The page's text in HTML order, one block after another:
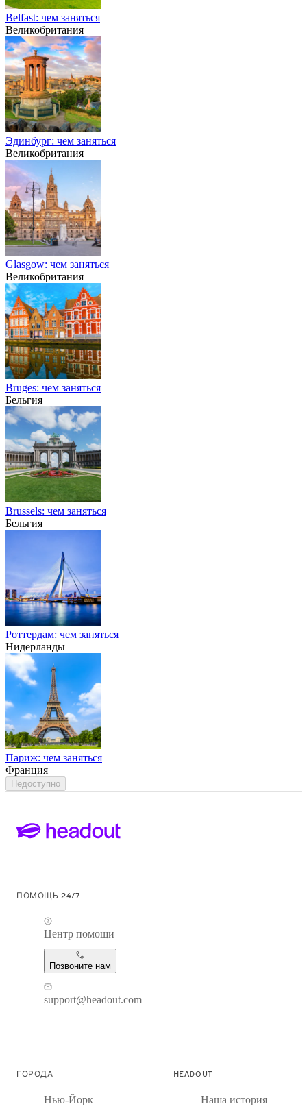
Belfast: чем заняться
Великобритания
Эдинбург: чем заняться
Великобритания
Glasgow: чем заняться
Великобритания
Bruges: чем заняться
Бельгия
Brussels: чем заняться
Бельгия
Роттердам: чем заняться
Нидерланды
Париж: чем заняться
Франция
Недоступно
ПОМОЩЬ 24/7
Центр помощи
Позвоните нам
support@headout.com
ГОРОДА
Нью-Йорк
HEADOUT
Наша история